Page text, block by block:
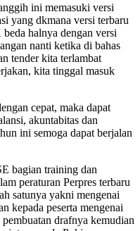
ini memasuki versi
yang dkmana versi terbaru
halnya dengan versi
nanti ketika di bahas
tender kita terlambat
kita tinggal masuk
cepat, maka dapat
akuntabitas dan
ini semoga dapat berjalan
bagian training dan
peraturan Perpres terbaru
satunya yakni mengenai
kepada peserta mengenai
drafnya kemudian